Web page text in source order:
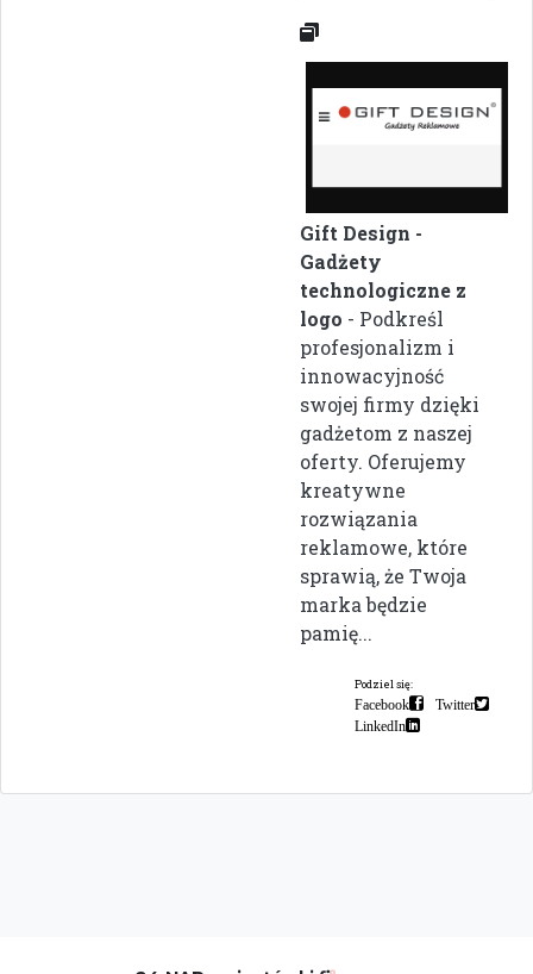
Gift Design -
Gadżety
technologiczne z
logo - Podkreśl
profesjonalizm i
innowacyjność
swojej firmy dzięki
gadżetom z naszej
oferty. Oferujemy
kreatywne
rozwiązania
reklamowe, które
sprawią, że Twoja
marka będzie
pamię...
Podziel się:
Facebook
Twitter
LinkedIn